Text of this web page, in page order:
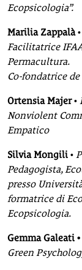
Ecopsicologia”.
Marilia Zappalà•
Facilitatrice
Permacultura.
Co-fondatrice
Ortensia Majer•
Nonviolent
Empatico
Silvia Mongili •
Pedagogista,
presso
formatrice di
Ecopsicologia.
Gemma Galeati •
Green